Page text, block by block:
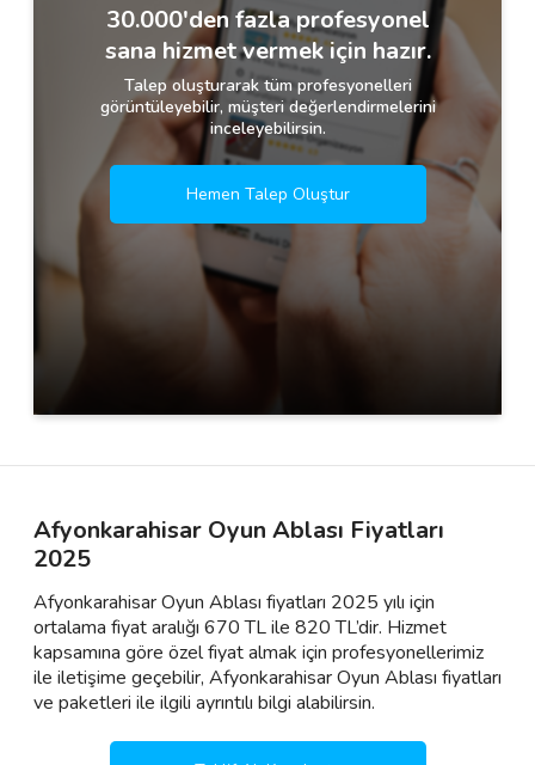
30.000'den fazla profesyonel
sana hizmet vermek için hazır.
Talep oluşturarak tüm profesyonelleri
görüntüleyebilir, müşteri değerlendirmelerini
inceleyebilirsin.
Hemen Talep Oluştur
Afyonkarahisar Oyun Ablası Fiyatları
2025
Afyonkarahisar Oyun Ablası fiyatları 2025 yılı için
ortalama fiyat aralığı 670 TL ile 820 TL’dir. Hizmet
kapsamına göre özel fiyat almak için profesyonellerimiz
ile iletişime geçebilir, Afyonkarahisar Oyun Ablası fiyatları
ve paketleri ile ilgili ayrıntılı bilgi alabilirsin.